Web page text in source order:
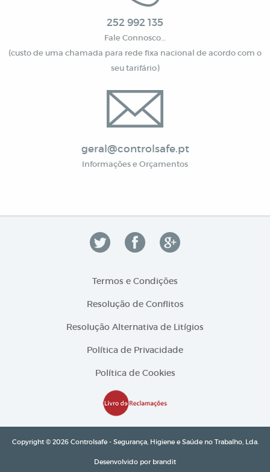
252 992 135
Fale Connosco…
(custo de uma chamada para rede fixa nacional de acordo com o
seu tarifário)
geral@controlsafe.pt
Informações e Orçamentos
Termos e Condições
Resolução de Conflitos
Resolução Alternativa de Litígios
Política de Privacidade
Política de Cookies
Copyright © 2026 Controlsafe - Segurança, Higiene e Saúde no Trabalho, Lda.
Desenvolvido por brandit